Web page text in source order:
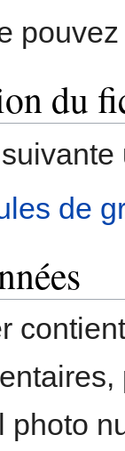
du
de
photo